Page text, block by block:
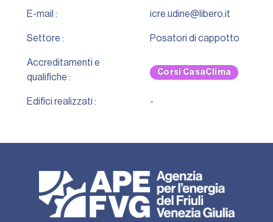
E-mail : icre.udine@libero.it
Settore : Posatori di cappotto
Accreditamenti e
qualifiche :
Corsi CasaClima
Edifici realizzati : -